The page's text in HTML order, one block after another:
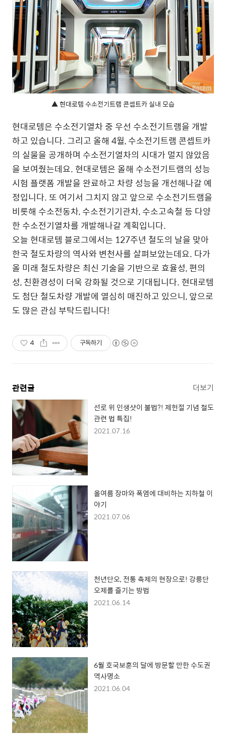
▲ 현대로템 수소전기트램 콘셉트카 실내 모습
현대로템은 수소전기열차 중 우선 수소전기트램을 개발
하고 있습니다. 그리고 올해 4월, 수소전기트램 콘셉트카
의 실물을 공개하며 수소전기열차의 시대가 멀지 않았음
을 보여줬는데요. 현대로템은 올해 수소전기트램의 성능
시험 플랫폼 개발을 완료하고 차량 성능을 개선해나갈 예
정입니다. 또 여기서 그치지 않고 앞으로 수소전기트램을
비롯해 수소전동차, 수소전기기관차, 수소고속철 등 다양
한 수소전기열차를 개발해나갈 계획입니다.
오늘 현대로템 블로그에서는 127주년 철도의 날을 맞아
한국 철도차량의 역사와 변천사를 살펴보았는데요. 다가
올 미래 철도차량은 최신 기술을 기반으로 효율성, 편의
성, 친환경성이 더욱 강화될 것으로 기대됩니다. 현대로템
도 첨단 철도차량 개발에 열심히 매진하고 있으니, 앞으로
도 많은 관심 부탁드립니다!
4 구독하기
관련글 더보기
선로 위 인생샷이 불법?! 제헌절 기념 철도
관련 법 특집!
2021.07.16
올여름 장마와 폭염에 대비하는 지하철 이
야기
2021.07.06
천년단오, 전통 축제의 현장으로! 강릉단
오제를 즐기는 방법
2021.06.14
6월 호국보훈의 달에 방문할 만한 수도권
역사명소
2021.06.04